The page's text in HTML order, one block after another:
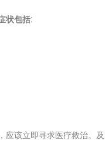
状包括:
应该立即寻求医疗救治。